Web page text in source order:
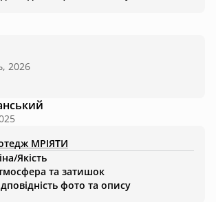
2026
MРІЯТИ
Якість
та затишок
фото та опису